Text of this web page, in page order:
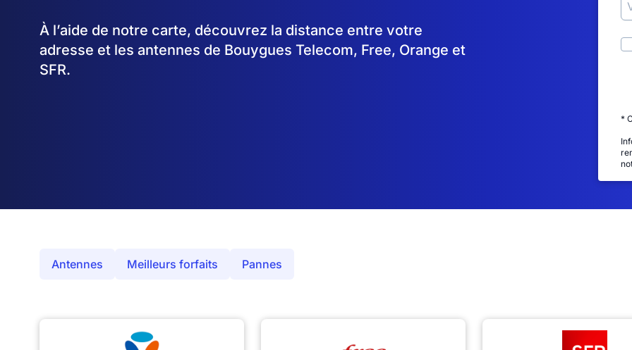
À l’aide de notre carte, découvrez la distance entre votre
adresse et les antennes de Bouygues Telecom, Free, Orange et
SFR.
*
Antennes Meilleurs forfaits Pannes